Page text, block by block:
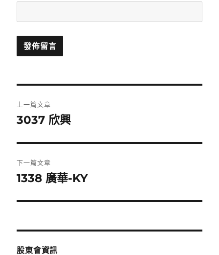
章
覽
上一篇文章
上
篇
文
章:
3037 欣興
下一篇文章
下
篇
章:
1338 廣華-KY
股東會資訊